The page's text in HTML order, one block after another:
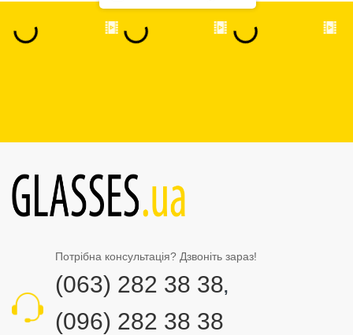
Потрібна консультація? Дзвоніть зараз!
(063) 282 38 38,
(096) 282 38 38